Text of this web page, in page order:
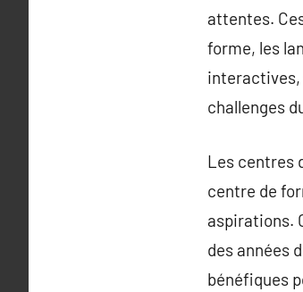
attentes.
forme, les
interactives,
challenges
Les centres
centre de
aspirations.
des années
bénéfiques